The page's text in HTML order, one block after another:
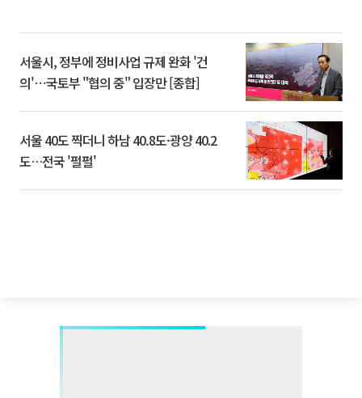
서울시, 정부에 정비사업 규제 완화 '건
의'⋯국토부 "협의 중" 입장만 [종합]
서울 40도 찍더니 하남 40.8도·광양 40.2
도…전국 '펄펄'